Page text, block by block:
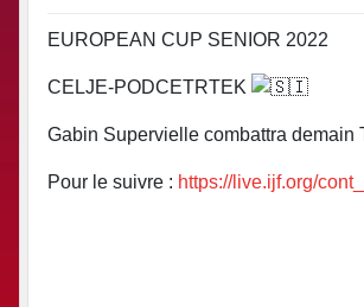
EUROPEAN CUP SENIOR 2022
CELJE-PODCETRTEK
Gabin Supervielle combattra demain
Pour le suivre : https://live.ijf.org/